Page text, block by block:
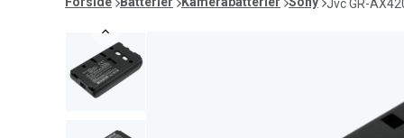
Jvc GR-